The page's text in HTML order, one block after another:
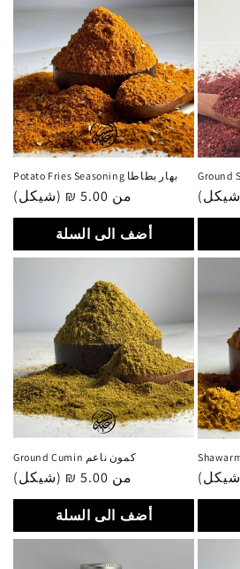
Potato Fries Seasoning بهار بطاطا
سعر
عادي
من 5.00 ₪ (شيكل)
أضف الى السلة
سعر
عادي
Ground Cumin كمون ناعم
سعر
عادي
من 5.00 ₪ (شيكل)
أضف الى السلة
سعر
عادي